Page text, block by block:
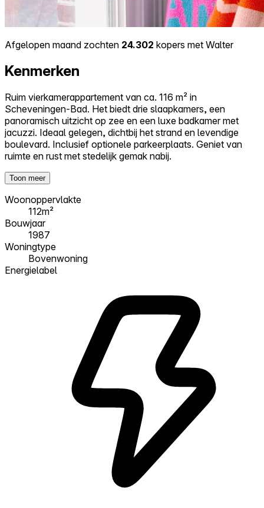
Afgelopen maand zochten 24.302 kopers met Walter
Kenmerken
Ruim vierkamerappartement van ca. 116 m² in
Scheveningen-Bad. Het biedt drie slaapkamers, een
panoramisch uitzicht op zee en een luxe badkamer met
jacuzzi. Ideaal gelegen, dichtbij het strand en levendige
boulevard. Inclusief optionele parkeerplaats. Geniet van
ruimte en rust met stedelijk gemak nabij.
Toon meer
Woonoppervlakte
112m²
Bouwjaar
1987
Woningtype
Bovenwoning
Energielabel